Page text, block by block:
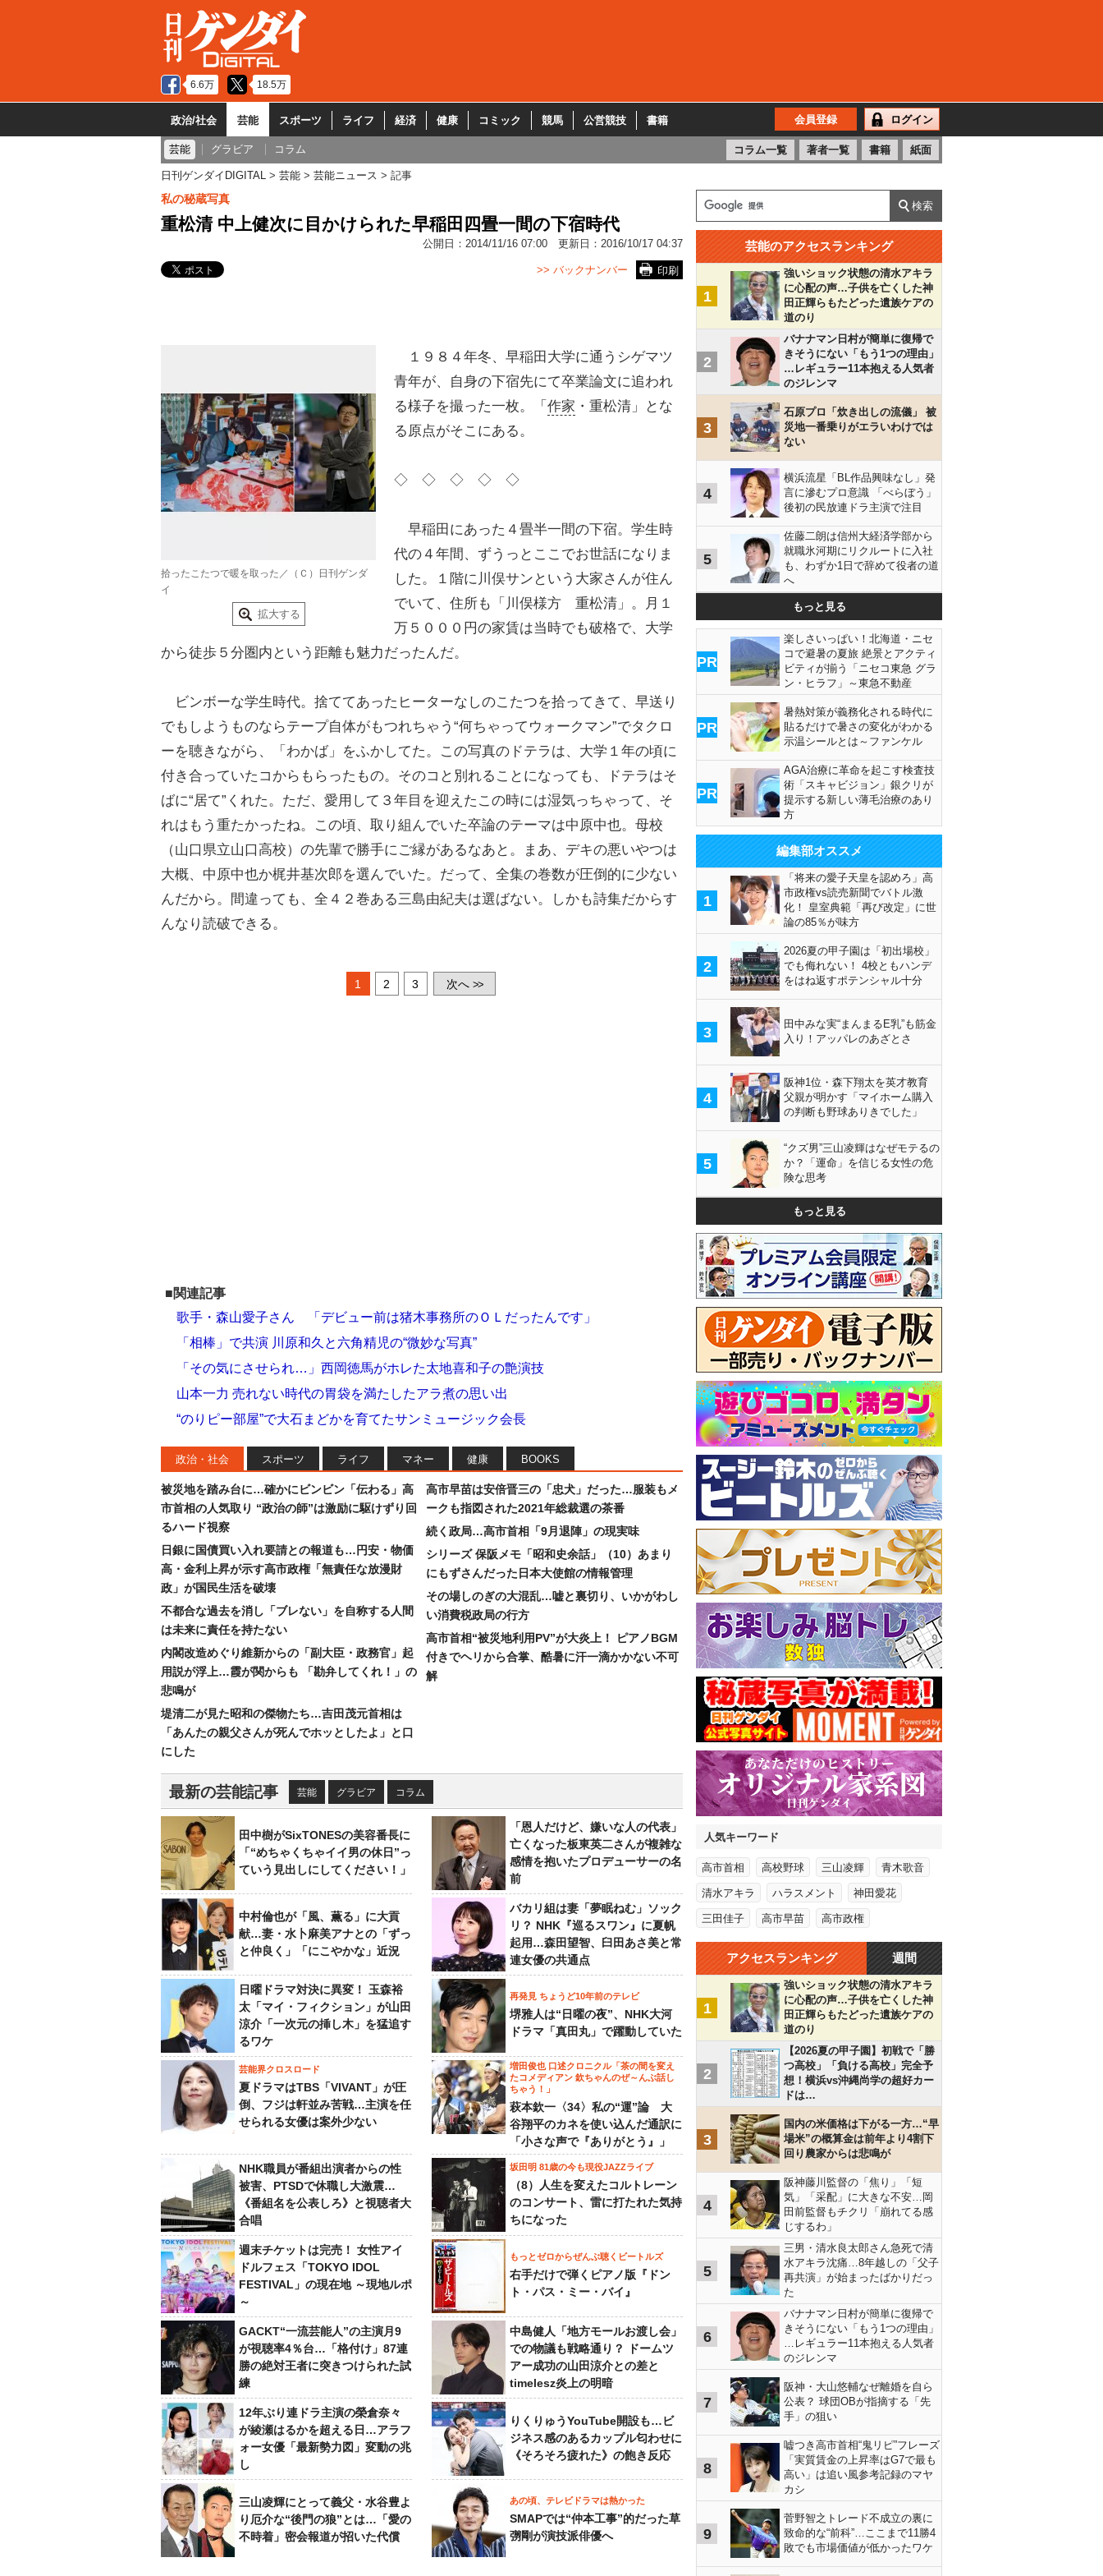
6.6万 18.5万
政治/社会 芸能 スポーツ ライフ 経済 健康 コミック 競馬 公営競技 書籍 会員登録 ログイン
芸能 グラビア コラム コラム一覧 著者一覧 書籍 紙面
日刊ゲンダイDIGITAL 芸能 芸能ニュース 記事
私の秘蔵写真
重松清 中上健次に目かけられた早稲田四畳一間の下宿時代
公開日： 2014/11/16 07:00 更新日： 2016/10/17 04:37
印刷
>> バックナンバー
拾ったこたつで暖を取った／（Ｃ）日刊ゲンダ
イ
拡大する
１９８４年冬、早稲田大学に通うシゲマツ
青年が、自身の下宿先にて卒業論文に追われ
る様子を撮った一枚。「 作家 ・重松清」とな
る原点がそこにある。
◇ ◇ ◇ ◇ ◇
早稲田にあった４畳半一間の下宿。学生時
代の４年間、ずうっとここでお世話になりま
した。１階に川俣サンという大家さんが住ん
でいて、住所も「川俣様方 重松清」。月１
万５０００円の家賃は当時でも破格で、大学
から徒歩５分圏内という距離も魅力だったんだ。
ビンボーな学生時代。捨ててあったヒーターなしのこたつを拾ってきて、早送り
でもしようものならテープ自体がもつれちゃう“何ちゃってウォークマン”でタクロ
ーを聴きながら、「わかば」をふかしてた。この写真のドテラは、大学１年の頃に
付き合っていたコからもらったもの。そのコと別れることになっても、ドテラはそ
ばに“居て”くれた。ただ、愛用して３年目を迎えたこの時には湿気っちゃって、そ
れはもう重たかったね。この頃、取り組んでいた卒論のテーマは中原中也。母校
（山口県立山口高校）の先輩で勝手にご縁があるなあと。まあ、デキの悪いやつは
大概、中原中也か梶井基次郎を選んでいた。だって、全集の巻数が圧倒的に少ない
んだから。間違っても、全４２巻ある三島由紀夫は選ばない。しかも詩集だからす
んなり読破できる。
1 2 3 次へ >>
■関連記事
歌手・森山愛子さん 「デビュー前は猪木事務所のＯＬだったんです」
「相棒」で共演 川原和久と六角精児の“微妙な写真”
「その気にさせられ…」西岡徳馬がホレた太地喜和子の艶演技
山本一力 売れない時代の胃袋を満たしたアラ煮の思い出
“のりピー部屋”で大石まどかを育てたサンミュージック会長
政治・社会 スポーツ ライフ マネー 健康 BOOKS
被災地を踏み台に…確かにビンビン「伝わる」高
市首相の人気取り “政治の師”は激励に駆けずり回
るハード視察
日銀に国債買い入れ要請との報道も…円安・物価
高・金利上昇が示す高市政権「無責任な放漫財
政」が国民生活を破壊
不都合な過去を消し「ブレない」を自称する人間
は未来に責任を持たない
内閣改造めぐり維新からの「副大臣・政務官」起
用説が浮上…霞が関からも 「勘弁してくれ！」の
悲鳴が
堤清二が見た昭和の傑物たち…吉田茂元首相は
「あんたの親父さんが死んでホッとしたよ」と口
にした
高市早苗は安倍晋三の「忠犬」だった…服装もメ
ークも指図された2021年総裁選の茶番
続く政局…高市首相「9月退陣」の現実味
シリーズ 保阪メモ「昭和史余話」（10）あまり
にもずさんだった日本大使館の情報管理
その場しのぎの大混乱…嘘と裏切り、いかがわし
い消費税政局の行方
高市首相“被災地利用PV”が大炎上！ ピアノBGM
付きでヘリから合掌、酷暑に汗一滴かかない不可
解
最新の芸能記事 芸能 グラビア コラム
田中樹がSixTONESの美容番長に
「“めちゃくちゃイイ男の休日”っ
ていう見出しにしてください！」
「恩人だけど、嫌いな人の代表」
亡くなった板東英二さんが複雑な
感情を抱いたプロデューサーの名
前
中村倫也が「風、薫る」に大貢
献…妻・水卜麻美アナとの「ずっ
と仲良く」「にこやかな」近況
バカリ組は妻「夢眠ねむ」ソック
リ？ NHK『巡るスワン』に夏帆
起用…森田望智、臼田あさ美と常
連女優の共通点
日曜ドラマ対決に異変！ 玉森裕
太「マイ・フィクション」が山田
涼介「一次元の挿し木」を猛追す
るワケ
再発見 ちょうど10年前のテレビ
堺雅人は“日曜の夜”、NHK大河
ドラマ「真田丸」で躍動していた
芸能界クロスロード
夏ドラマはTBS「VIVANT」が圧
倒、フジは軒並み苦戦…主演を任
せられる女優は案外少ない
増田俊也 口述クロニクル「茶の間を変え
たコメディアン 欽ちゃんのぜ～んぶ話し
ちゃう！」
萩本欽一〈34〉私の“運”論 大
谷翔平のカネを使い込んだ通訳に
「小さな声で『ありがとう』」
NHK職員が番組出演者からの性
被害、PTSDで休職し大激震…
《番組名を公表しろ》と視聴者大
合唱
坂田明 81歳の今も現役JAZZライブ
（8）人生を変えたコルトレーン
のコンサート、雷に打たれた気持
ちになった
週末チケットは完売！ 女性アイ
ドルフェス「TOKYO IDOL
FESTIVAL」の現在地 ～現地ルポ
～
もっとゼロからぜんぶ聴くビートルズ
右手だけで弾くピアノ版『ドン
ト・パス・ミー・バイ』
GACKT“一流芸能人”の主演月9
が視聴率4％台…「格付け」87連
勝の絶対王者に突きつけられた試
練
中島健人「地方モールお渡し会」
での物議も戦略通り？ ドームツ
アー成功の山田涼介との差と
timelesz炎上の明暗
12年ぶり連ドラ主演の榮倉奈々
が綾瀬はるかを超える日…アラフ
ォー女優「最新勢力図」変動の兆
し
りくりゅうYouTube開設も…ビ
ジネス感のあるカップル匂わせに
《そろそろ疲れた》の飽き反応
三山凌輝にとって義父・水谷豊よ
り厄介な“後門の狼”とは…「愛の
不時着」密会報道が招いた代償
あの頃、テレビドラマは熱かった
SMAPでは“仲本工事”的だった草
彅剛が演技派俳優へ
芸能のアクセスランキング
1
強いショック状態の清水アキラ
に心配の声…子供を亡くした神
田正輝らもたどった遺族ケアの
道のり
2
バナナマン日村が簡単に復帰で
きそうにない「もう1つの理由」
…レギュラー11本抱える人気者
のジレンマ
3
石原プロ「炊き出しの流儀」 被
災地一番乗りがエラいわけでは
ない
4
横浜流星「BL作品興味なし」発
言に滲むプロ意識 「べらぼう」
後初の民放連ドラ主演で注目
5
佐藤二朗は信州大経済学部から
就職氷河期にリクルートに入社
も、わずか1日で辞めて役者の道
へ
もっと見る
PR
楽しさいっぱい！北海道・ニセ
コで避暑の夏旅 絶景とアクティ
ビティが揃う「ニセコ東急 グラ
ン・ヒラフ」～東急不動産
PR
暑熱対策が義務化される時代に
貼るだけで暑さの変化がわかる
示温シールとは～ファンケル
PR
AGA治療に革命を起こす検査技
術「スキャビジョン」銀クリが
提示する新しい薄毛治療のあり
方
編集部オススメ
1
「将来の愛子天皇を認めろ」高
市政権vs読売新聞でバトル激
化！ 皇室典範「再び改定」に世
論の85％が味方
2
2026夏の甲子園は「初出場校」
でも侮れない！ 4校ともハンデ
をはね返すポテンシャル十分
3
田中みな実“まんまるE乳”も筋金
入り！アッパレのあざとさ
4
阪神1位・森下翔太を英才教育
父親が明かす「マイホーム購入
の判断も野球ありきでした」
5
“クズ男”三山凌輝はなぜモテるの
か？「運命」を信じる女性の危
険な思考
もっと見る
人気キーワード
高市首相 高校野球 三山凌輝 青木歌音
清水アキラ ハラスメント 神田愛花
三田佳子 高市早苗 高市政権
アクセスランキング 週間
1
強いショック状態の清水アキラ
に心配の声…子供を亡くした神
田正輝らもたどった遺族ケアの
道のり
2
【2026夏の甲子園】初戦で「勝
つ高校」「負ける高校」完全予
想！横浜vs沖縄尚学の超好カー
ドは…
3
国内の米価格は下がる一方…“早
場米”の概算金は前年より4割下
回り農家からは悲鳴が
4
阪神藤川監督の「焦り」「短
気」「采配」に大きな不安…岡
田前監督もチクリ「崩れてる感
じするわ」
5
三男・清水良太郎さん急死で清
水アキラ沈痛…8年越しの「父子
再共演」が始まったばかりだっ
た
6
バナナマン日村が簡単に復帰で
きそうにない「もう1つの理由」
…レギュラー11本抱える人気者
のジレンマ
7
阪神・大山悠輔なぜ離婚を自ら
公表？ 球団OBが指摘する「先
手」の狙い
8
嘘つき高市首相“鬼リピ”フレーズ
「実質賃金の上昇率はG7で最も
高い」は追い風参考記録のマヤ
カシ
9
菅野智之トレード不成立の裏に
致命的な“前科”…ここまで11勝4
敗でも市場価値が低かったワケ